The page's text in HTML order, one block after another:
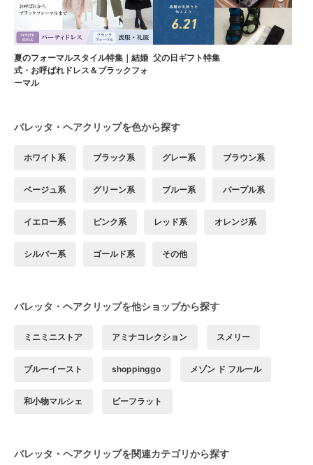
夏のフォーマルスタイル特集｜結婚
式・お呼ばれドレス＆ブラックフォ
ーマル
父の日ギフト特集
バレッタ・ヘアクリップを色から探す
ホワイト系 ブラック系 グレー系 ブラウン系
ベージュ系 グリーン系 ブルー系 パープル系
イエロー系 ピンク系 レッド系 オレンジ系
シルバー系 ゴールド系 その他
バレッタ・ヘアクリップを他ショップから探す
ミニミニストア アミナコレクション スメリー
ブルーイースト shoppinggo メゾン ド フルール
和小物マルシェ ビーフラット
バレッタ・ヘアクリップを関連カテゴリから探す